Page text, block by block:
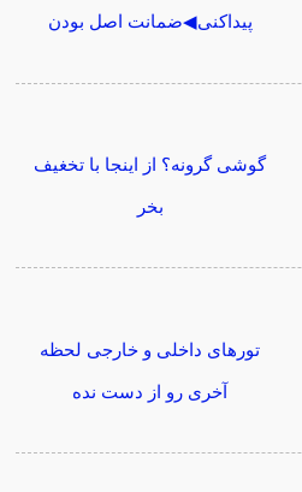
پیداکنی◀ضمانت اصل بودن
گوشی گرونه؟ از اینجا با تخغیف
بخر
تورهای داخلی و خارجی لحظه
آخری رو از دست نده